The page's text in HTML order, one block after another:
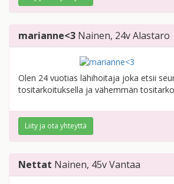
marianne<3 Nainen, 24vAlastaro
Olen 24 vuotias lähihoitaja joka etsii
tositarkoituksella ja vähemmän
Liity ja ota yhteyttä
Nettat Nainen, 45vVantaa